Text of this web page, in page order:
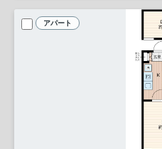
アパート